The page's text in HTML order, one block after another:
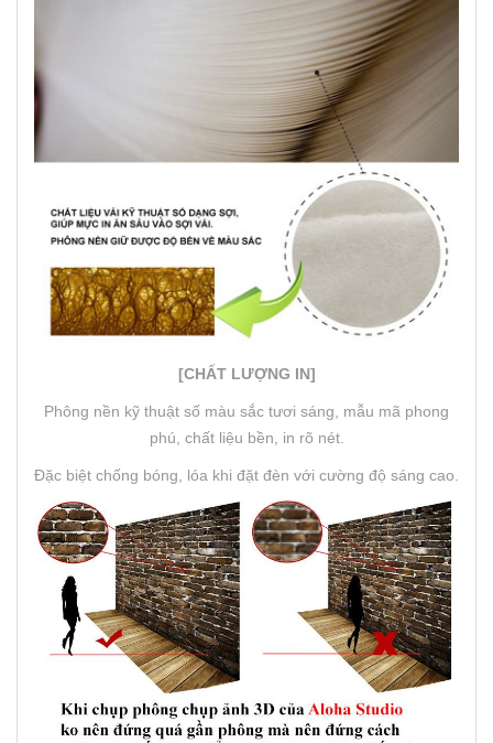
[CHẤT LƯỢNG IN]
Phông nền kỹ thuật số màu sắc tươi sáng, mẫu mã phong
phú, chất liệu bền, in rõ nét.
Đặc biệt chống bóng, lóa khi đặt đèn với cường độ sáng cao.